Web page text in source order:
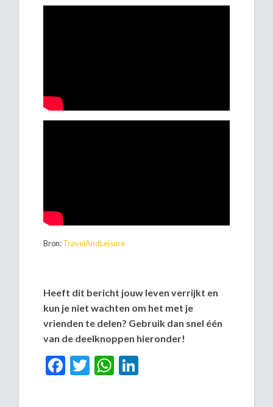
Bron:TravelAndLeisure
Heeft dit bericht jouw leven verrijkt en
kun je niet wachten om het met je
vrienden te delen? Gebruik dan snel één
van de deelknoppen hieronder!
Facebook
TwitterWhatsApp